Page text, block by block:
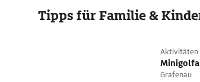
Tipps für Familie &
Aktivitäten
Grafenau